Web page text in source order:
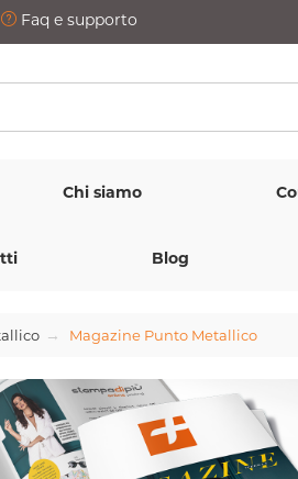
Faq e supporto
Chi siamo
Blog
Magazine Punto Metallico